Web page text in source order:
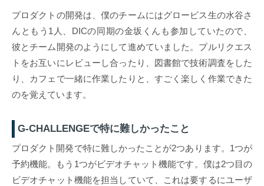
プロダクトの開発は、僕のチームにはグロービス生の水谷さ
んともう1人、DICの同期の金坂くんも参加していたので、
彼とチーム開発のようにして進めていました。プルリクエス
トをお互いにレビューし合ったり、図書館で技術調査をした
り、カフェで一緒に作業したりと、すごく楽しく作業できた
のを覚えています。
G-CHALLENGEで特に難しかったこと
プロダクト開発で特に難しかったことが2つあります。1つが
予約機能。もう1つがビデオチャット機能です。僕は2つ目の
ビデオチャット機能を担当していて、これは要するにユーザ